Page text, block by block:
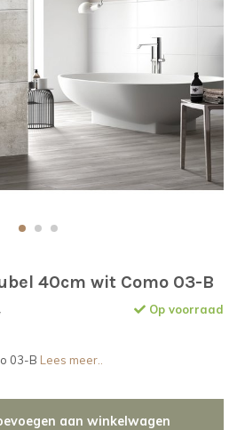
40cm wit Como 03-B
Op voorraad
03-B Lees meer..
aan winkelwagen